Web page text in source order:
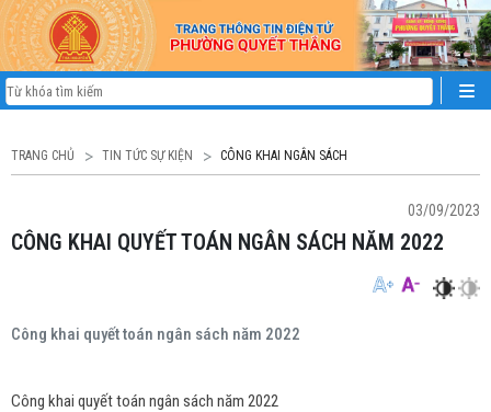
TRANG CHỦ TIN TỨC SỰ KIỆN CÔNG KHAI NGÂN SÁCH
03/09/2023
CÔNG KHAI QUYẾT TOÁN NGÂN SÁCH NĂM 2022
Công khai quyết toán ngân sách năm 2022
Công khai quyết toán ngân sách năm 2022